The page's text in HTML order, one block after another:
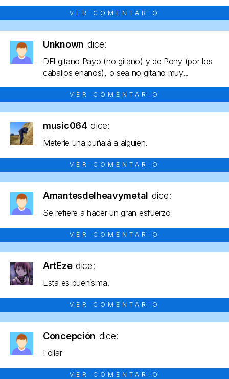
VER COMENTARIO
Unknown dice:
DEl gitano Payo (no gitano) y de Pony (por los
caballos enanos), o sea no gitano muy...
VER COMENTARIO
music064 dice:
Meterle una puñalá a alguien.
VER COMENTARIO
Amantesdelheavymetal dice:
Se refiere a hacer un gran esfuerzo
VER COMENTARIO
ArtEze dice:
Esta es buenísima.
VER COMENTARIO
Concepción dice:
Follar
VER COMENTARIO